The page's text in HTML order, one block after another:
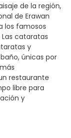
de la región,
de Erawan
los famosos
cataratas
y
únicas por
restaurante
libre para
y